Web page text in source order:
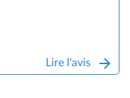
Lire l'avis